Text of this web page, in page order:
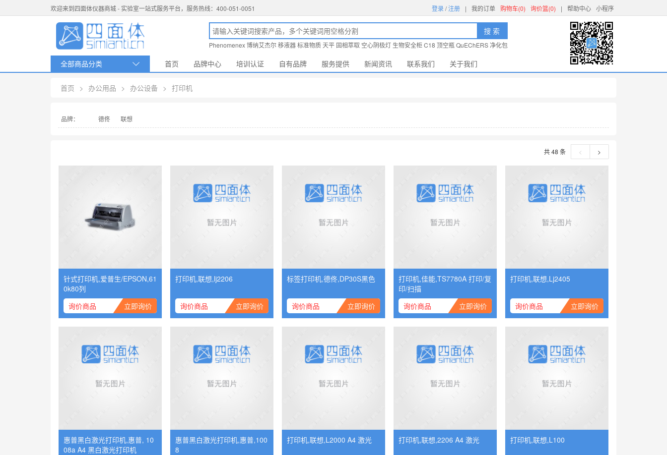
欢迎来到四面体仪器商城 - 实验室一站式服务平台，服务热线：400-051-0051 登录/注册 | 我的订单 购物车(0) 询价篮(0) | 帮助中心 小程序
搜 索
Phenomenex博纳艾杰尔移液器标准物质天平 固相萃取 空心阴极灯 生物安全柜C18 顶空瓶QuEChERS净化包
全部商品分类  首页 品牌中心 培训认证 自有品牌 服务提供 新闻资讯 联系我们 关于我们
首页 > 办公用品 > 办公设备 > 打印机
品牌： 德佟 联想
共 48 条 < >
针式打印机,爱普生/EPSON,61
0k80列
询价商品
立即询价
打印机,联想,lj2206
询价商品 立即询价
标签打印机,德佟,DP30S黑色
询价商品 立即询价
打印机,佳能,TS7780A 打印/复
印/扫描
询价商品
立即询价
打印机,联想,Lj2405
询价商品 立即询价
惠普黑白激光打印机,惠普, 10
08a A4 黑白激光打印机
惠普黑白激光打印机,惠普,100
8
打印机,联想,L2000 A4 激光 打印机,联想,2206 A4 激光 打印机,联想,L100